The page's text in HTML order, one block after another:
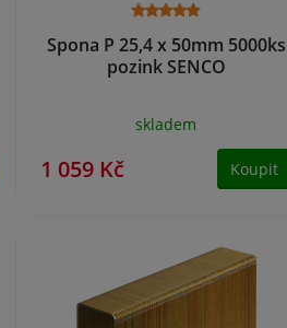
Spona P 25,4 x 50mm 5000ks
pozink SENCO
skladem
1 059 Kč Koupit